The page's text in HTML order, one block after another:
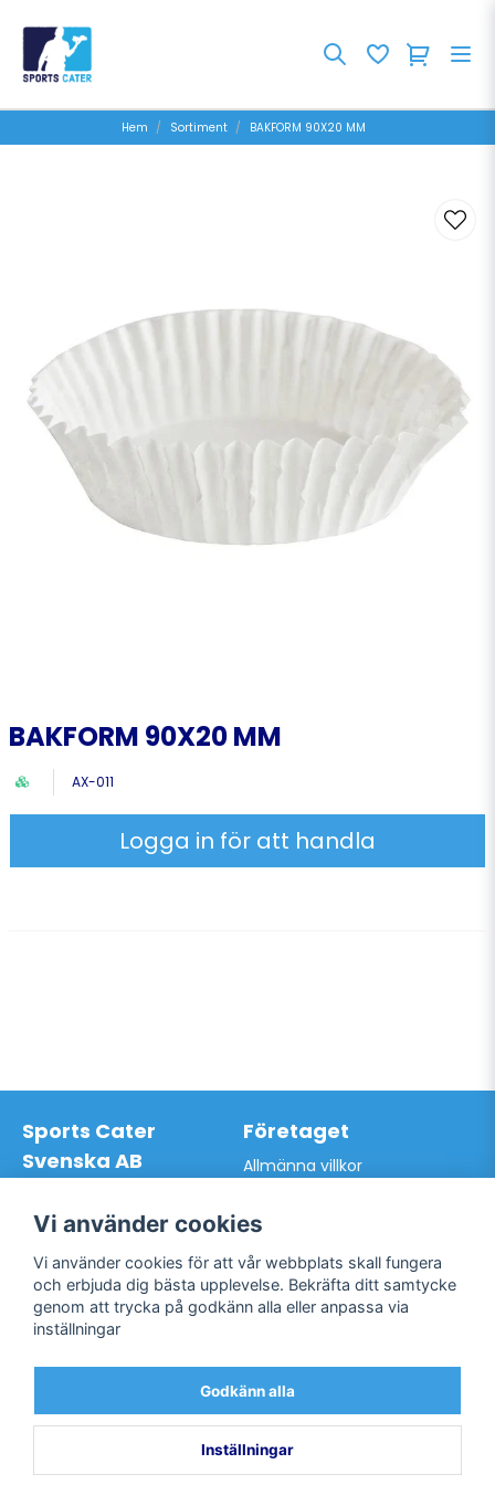
Hem Sortiment BAKFORM 90X20 MM
BAKFORM 90X20 MM
AX-011
Logga in för att handla
Sports Cater
Svenska AB
Org.nr: 559024-7762
Mail:info@sportscater.se
Företaget
Allmänna villkor
Bli kund / Logga in
Support
Allmänna villkor
Kontakta oss
Facebook
Twitter
Vi använder cookies
Vi använder cookies för att vår webbplats skall fungera
och erbjuda dig bästa upplevelse. Bekräfta ditt samtycke
genom att trycka på godkänn alla eller anpassa via
inställningar
Godkänn alla
Inställningar